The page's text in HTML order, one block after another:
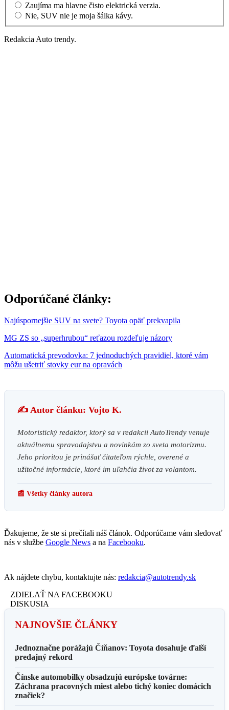
Zaujíma ma hlavne čisto elektrická verzia.
Nie, SUV nie je moja šálka kávy.
Redakcia Auto trendy.
Odporúčané články:
Najúspornejšie SUV na svete? Toyota opäť prekvapila
MG ZS so „superhrubou“ reťazou rozdeľuje názory
Automatická prevodovka: 7 jednoduchých pravidiel, ktoré vám
môžu ušetriť stovky eur na opravách
✍️ Autor článku: Vojto K.
Motoristický redaktor, ktorý sa v redakcii AutoTrendy venuje
aktuálnemu spravodajstvu a novinkám zo sveta motorizmu.
Jeho prioritou je prinášať čitateľom rýchle, overené a
užitočné informácie, ktoré im uľahčia život za volantom.
📰 Všetky články autora
Ďakujeme, že ste si prečítali náš článok. Odporúčame vám sledovať
nás v službe Google News a na Facebooku.
Ak nájdete chybu, kontaktujte nás: redakcia@autotrendy.sk
ZDIELAŤ NA FACEBOOKU
DISKUSIA
NAJNOVŠIE ČLÁNKY
Jednoznačne porážajú Číňanov: Toyota dosahuje ďalší
predajný rekord
Čínske automobilky obsadzujú európske továrne:
Záchrana pracovných miest alebo tichý koniec domácich
značiek?